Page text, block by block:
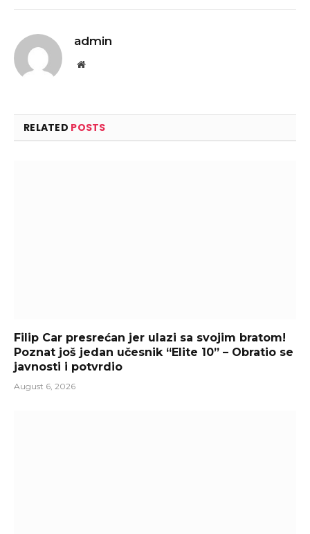
admin
Website
RELATED POSTS
Filip Car presrećan jer ulazi sa svojim bratom!
Poznat još jedan učesnik “Elite 10” – Obratio se
javnosti i potvrdio
August 6, 2026